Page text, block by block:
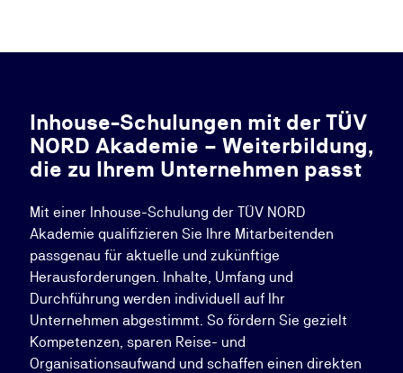
Inhouse-Schulungen mit der TÜV
NORD Akademie – Weiterbildung,
die zu Ihrem Unternehmen passt
Mit einer Inhouse-Schulung der TÜV NORD
Akademie qualifizieren Sie Ihre Mitarbeitenden
passgenau für aktuelle und zukünftige
Herausforderungen. Inhalte, Umfang und
Durchführung werden individuell auf Ihr
Unternehmen abgestimmt. So fördern Sie gezielt
Kompetenzen, sparen Reise- und
Organisationsaufwand und schaffen einen direkten